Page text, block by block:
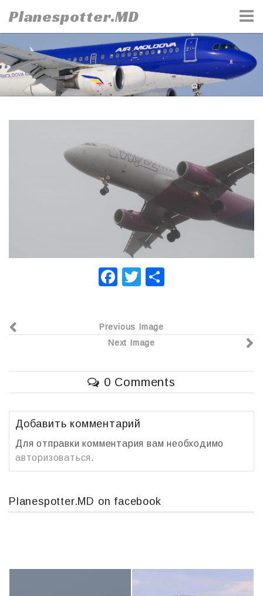
to
content
Planespotter.MD
F
e
b
o
o
k
T
er р
в
и
т
Previous Image
Next Image
0 Comments
Добавить комментарий
Для отправки комментария вам необходимо
авторизоваться.
Planespotter.MD on facebook